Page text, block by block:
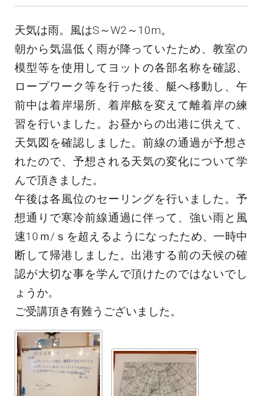
天気は雨。風はS～W2～10m。
朝から気温低く雨が降っていたため、教室の
模型等を使用してヨットの各部名称を確認、
ロープワーク等を行った後、艇へ移動し、午
前中は着岸場所、着岸舷を変えて離着岸の練
習を行いました。お昼からの出港に供えて、
天気図を確認しました。前線の通過が予想さ
れたので、予想される天気の変化について学
んで頂きました。
午後は各風位のセーリングを行いました。予
想通りで寒冷前線通過に伴って、強い雨と風
速10ｍ/ｓを超えるようになったため、一時中
断して帰港しました。出港する前の天候の確
認が大切な事を学んで頂けたのではないでし
ょうか。
ご受講頂き有難うございました。